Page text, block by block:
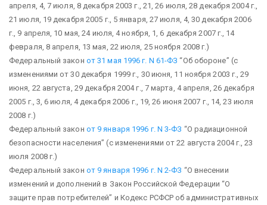
апреля, 4, 7 июля, 8 декабря 2003 г., 21, 26 июля, 28 декабря 2004 г.,
21 июля, 19 декабря 2005 г., 5 января, 27 июля, 4, 30 декабря 2006
г., 9 апреля, 10 мая, 24 июля, 4 ноября, 1, 6 декабря 2007 г., 14
февраля, 8 апреля, 13 мая, 22 июля, 25 ноября 2008 г.)
Федеральный закон от 31 мая 1996 г. N 61-ФЗ “Об обороне” (с
изменениями от 30 декабря 1999 г., 30 июня, 11 ноября 2003 г., 29
июня, 22 августа, 29 декабря 2004 г., 7 марта, 4 апреля, 26 декабря
2005 г., 3, 6 июля, 4 декабря 2006 г., 19, 26 июня 2007 г., 14, 23 июля
2008 г.)
Федеральный закон от 9 января 1996 г. N 3-ФЗ “О радиационной
безопасности населения” (с изменениями от 22 августа 2004 г., 23
июля 2008 г.)
Федеральный закон от 9 января 1996 г. N 2-ФЗ “О внесении
изменений и дополнений в Закон Российской Федерации “О
защите прав потребителей” и Кодекс РСФСР об административных